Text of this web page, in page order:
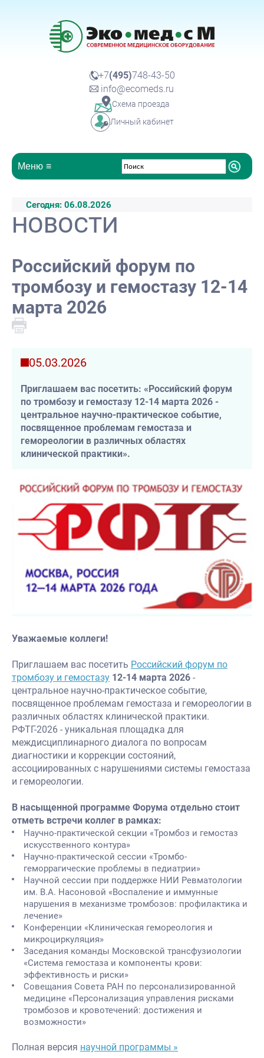
+7(495)748-43-50
info@ecomeds.ru
Схема проезда
Личный кабинет
Меню
Сегодня: 06.08.2026
Новости
Российский форум по
тромбозу и гемостазу 12-14
марта 2026
05.03.2026
Приглашаем вас посетить: «Российский форум
по тромбозу и гемостазу 12-14 марта 2026 -
центральное научно-практическое событие,
посвященное проблемам гемостаза и
гемореологии в различных областях
клинической практики».
Уважаемые коллеги!
Приглашаем вас посетить Российский форум по
тромбозу и гемостазу 12-14 марта 2026 -
центральное научно-практическое событие,
посвященное проблемам гемостаза и гемореологии в
различных областях клинической практики.
РФТГ-2026 - уникальная площадка для
междисциплинарного диалога по вопросам
диагностики и коррекции состояний,
ассоциированных с нарушениями системы гемостаза
и гемореологии.
В насыщенной программе Форума отдельно стоит
отметь встречи коллег в рамках:
Научно-практической секции «Тромбоз и гемостаз
искусственного контура»
Научно-практической сессии «Тромбо-
геморрагические проблемы в педиатрии»
Научной сессии при поддержке НИИ Ревматологии
им. В.А. Насоновой «Воспаление и иммунные
нарушения в механизме тромбозов: профилактика и
лечение»
Конференции «Клиническая гемореология и
микроциркуляция»
Заседания команды Московской трансфузиологии
«Система гемостаза и компоненты крови:
эффективность и риски»
Совещания Совета РАН по персонализированной
медицине «Персонализация управления рисками
тромбозов и кровотечений: достижения и
возможности»
Полная версия научной программы »